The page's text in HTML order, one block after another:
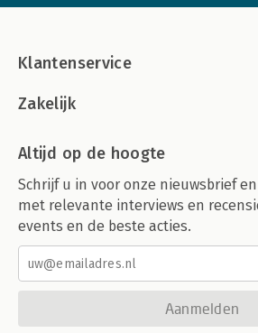
Klantenservice
Zakelijk
Altijd op de hoogte
Schrijf u in voor onze nieuwsbrief
met relevante interviews en
events en de beste acties.
Aanmelden